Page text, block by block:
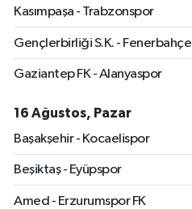
Kasımpaşa - Trabzonspor
Gençlerbirliği S.K. - Fenerbahçe
Gaziantep FK - Alanyaspor
16 Ağustos, Pazar
Başakşehir - Kocaelispor
Beşiktaş - Eyüpspor
Amed - Erzurumspor FK